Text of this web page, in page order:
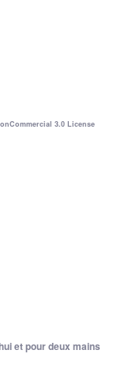
3.0 License